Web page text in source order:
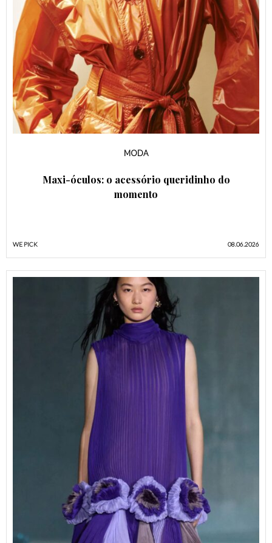
MODA
Maxi-óculos: o acessório queridinho do
momento
08.06.2026
WE PICK